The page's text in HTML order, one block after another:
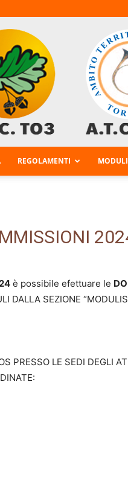
REGOLAMENTI
è possibile efettuare le
DALLA SEZIONE
PRESSO LE SEDI DEGLI